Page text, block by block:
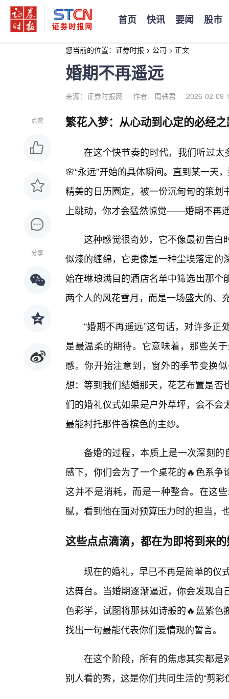
首页 快讯 要闻 股市
您当前的位置： 证券时报 > 公司 > 正文
婚期不再遥远
来源：证券时报网 作者：周轶君 2026-02-09
点赞
分享
繁花入梦：从心动到心定的必经
在这个快节奏的时代，我们听过太
🌸“永远”开始的具体瞬间。直到某一天
精美的日历圈定，被一份沉甸甸的策
上跳动，你才会猛然惊觉——婚期不再
这种感觉很奇妙，它不像最初告白
似漆的缠绵，它更像是一种尘埃落定
始在琳琅满目的酒店名单中筛选出那
两个人的风花雪月，而是一场盛大的、
“婚期不再遥远”这句话，对许多
是最温柔的期待。它意味着，那些关
感。你开始注意到，窗外的季节变换
想：等到我们结婚那天，花艺布置是
们的婚礼仪式如果是户外草坪，会不
最能衬托那件香槟色的主纱。
备婚的过程，本质上是一次深刻的
感下，你们会为了一个桌花的🔥色系
这并不是消耗，而是一种整合。在这
腻，看到他在面对预算压力时的担当，
这些点点滴滴，都在为即将到来
现在的婚礼，早已不再是简单的仪
达舞台。当婚期逐渐逼近，你会发现
色彩学，试图将那抹如诗般的🔥蓝紫
找出一句最能代表你们爱情观的誓言。
在这个阶段，所有的焦虑其实都是
别人看的秀，这是你们共同生活的“剪彩